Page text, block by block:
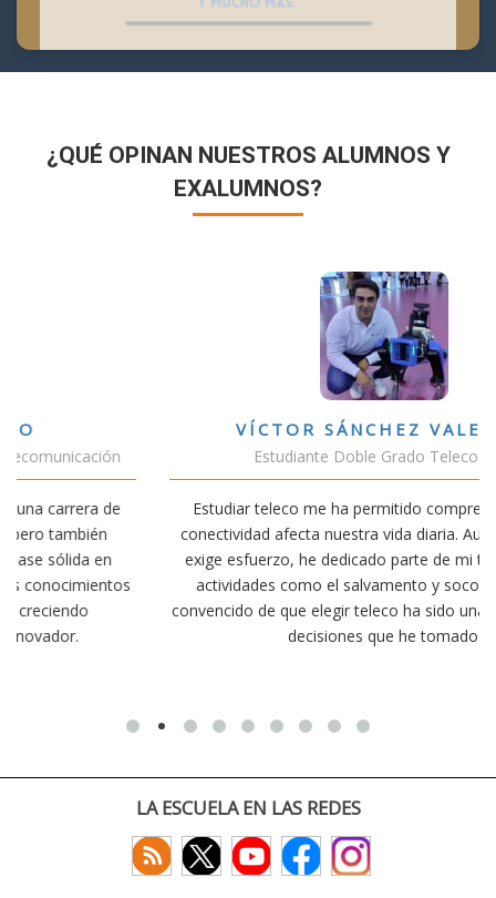
¿QUÉ OPINAN NUESTROS ALUMNOS Y
EXALUMNOS?
VÍCTOR SÁNCHEZ VALENCIA
Estudiante Doble Grado Teleco-ADE
Estudiar teleco me ha permitido comprender cómo la
conectividad afecta nuestra vida diaria. Aunque la carrera
exige esfuerzo, he dedicado parte de mi tiempo a otras
actividades como el salvamento y socorrismo. Estoy
convencido de que elegir teleco ha sido una de las mejores
decisiones que he tomado.
LA ESCUELA EN LAS REDES